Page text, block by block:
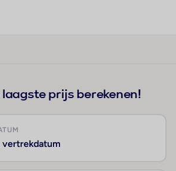
laagste prijs berekenen!
vertrekdatum